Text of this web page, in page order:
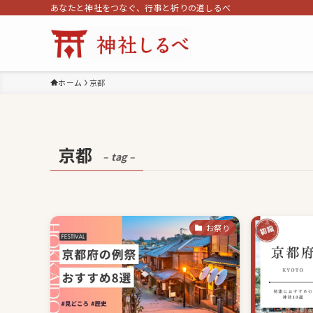
あなたと神社をつなぐ、行事と祈りの道しるべ
ホーム 京都
京都 – tag –
お祭り